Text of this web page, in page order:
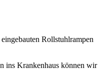
Rollstuhlrampen
ins Krankenhaus können wir